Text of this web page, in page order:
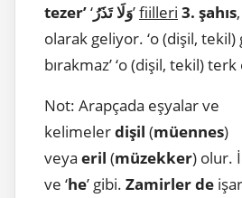
tezer’‘وَلَا تَذَرُ’fiilleri 3. şahıs,
olarak geliyor. ‘o (dişil, tekil)
bırakmaz’ ‘o (dişil, tekil) terk
Not: Arapçada eşyalar ve
kelimelerdişil (müennes)
veya eril (müzekker) olur.
ve ‘he’ gibi. Zamirler de